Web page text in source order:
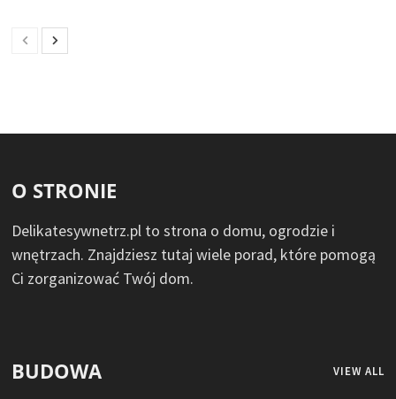
O STRONIE
Delikatesywnetrz.pl to strona o domu, ogrodzie i
wnętrzach. Znajdziesz tutaj wiele porad, które pomogą
Ci zorganizować Twój dom.
BUDOWA VIEW ALL